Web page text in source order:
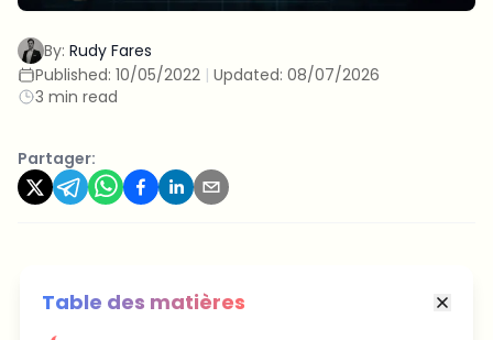
By: Rudy Fares
Published: 10/05/2022 | Updated: 08/07/2026
3 min read
Partager:
Table des matières